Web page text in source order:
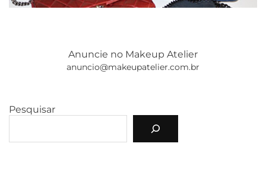
Anuncie no Makeup Atelier
anuncio@makeupatelier.com.br
Pesquisar